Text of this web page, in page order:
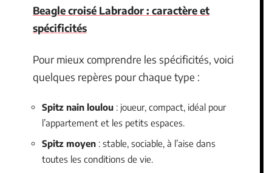
Beagle croisé Labrador : caractère et
spécificités
Pour mieux comprendre les spécificités, voici
quelques repères pour chaque type :
Spitz nain loulou : joueur, compact, idéal pour
l’appartement et les petits espaces.
Spitz moyen : stable, sociable, à l’aise dans
toutes les conditions de vie.